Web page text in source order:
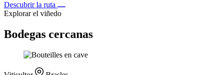
Descubrir la ruta
Explorar el viñedo
Bodegas cercanas